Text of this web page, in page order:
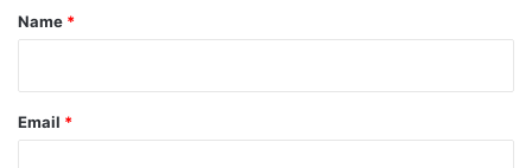
*
Name *
Email *